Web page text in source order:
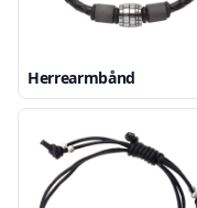
Herrearmbånd